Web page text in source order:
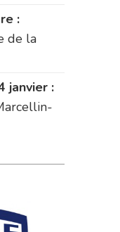
:
de la
janvier :